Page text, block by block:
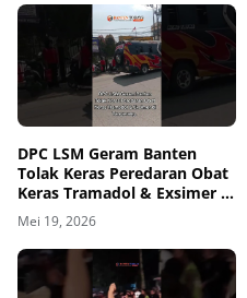
DPC LSM Geram Banten
Tolak Keras Peredaran Obat
Keras Tramadol & Exsimer di
Tangerang
Mei 19, 2026